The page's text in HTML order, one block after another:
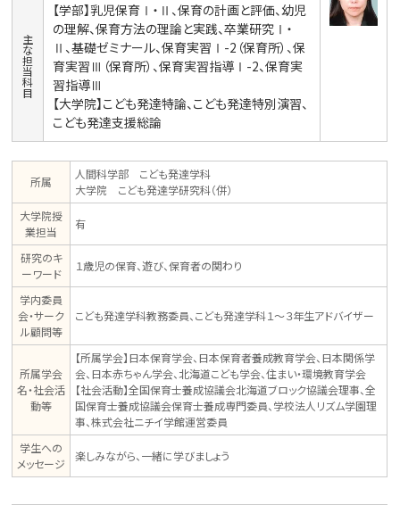
主
な
担
当
科
目
【学部】乳児保育Ⅰ・Ⅱ、保育の計画と評価、幼児
の理解、保育方法の理論と実践、卒業研究Ⅰ・
Ⅱ、基礎ゼミナール、保育実習Ⅰ-2（保育所）、保
育実習Ⅲ（保育所）、保育実習指導Ⅰ-2、保育実
習指導Ⅲ
【大学院】こども発達特論、こども発達特別演習、
こども発達支援総論
所属
人間科学部 こども発達学科
大学院 こども発達学研究科（併）
大学院授
業担当
有
研究のキ
ーワード
１歳児の保育、遊び、保育者の関わり
学内委員
会・サーク
ル顧問等
こども発達学科教務委員、こども発達学科１～３年生アドバイザー
所属学会
名・社会活
動等
【所属学会】日本保育学会、日本保育者養成教育学会、日本関係学
会、日本赤ちゃん学会、北海道こども学会、住まい・環境教育学会
【社会活動】全国保育士養成協議会北海道ブロック協議会理事、全
国保育士養成協議会保育士養成専門委員、学校法人リズム学園理
事、株式会社ニチイ学館運営委員
学生への
メッセージ
楽しみながら、一緒に学びましょう